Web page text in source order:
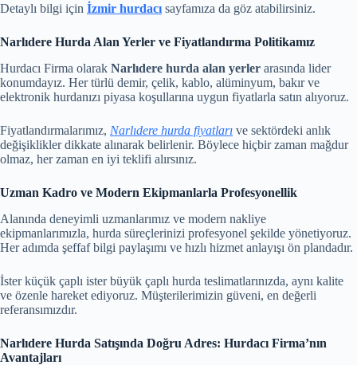
Detaylı bilgi için İzmir hurdacı sayfamıza da göz atabilirsiniz.
Narlıdere Hurda Alan Yerler ve Fiyatlandırma Politikamız
Hurdacı Firma olarak Narlıdere hurda alan yerler arasında lider
konumdayız. Her türlü demir, çelik, kablo, alüminyum, bakır ve
elektronik hurdanızı piyasa koşullarına uygun fiyatlarla satın alıyoruz.
Fiyatlandırmalarımız, Narlıdere hurda fiyatları ve sektördeki anlık
değişiklikler dikkate alınarak belirlenir. Böylece hiçbir zaman mağdur
olmaz, her zaman en iyi teklifi alırsınız.
Uzman Kadro ve Modern Ekipmanlarla Profesyonellik
Alanında deneyimli uzmanlarımız ve modern nakliye
ekipmanlarımızla, hurda süreçlerinizi profesyonel şekilde yönetiyoruz.
Her adımda şeffaf bilgi paylaşımı ve hızlı hizmet anlayışı ön plandadır.
İster küçük çaplı ister büyük çaplı hurda teslimatlarınızda, aynı kalite
ve özenle hareket ediyoruz. Müşterilerimizin güveni, en değerli
referansımızdır.
Narlıdere Hurda Satışında Doğru Adres: Hurdacı Firma’nın
Avantajları